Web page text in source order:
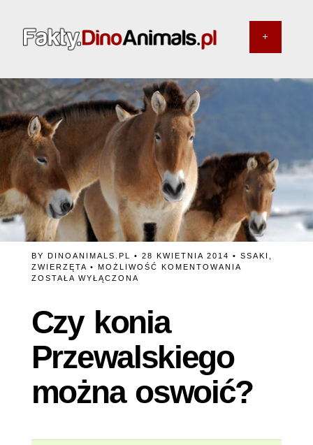
BY DINOANIMALS.PL • 28 KWIETNIA 2014 • SSAKI
ZWIERZĘTA • MOŻLIWOŚĆ KOMENTOWANIACZY
ZOSTAŁA WYŁĄCZONA
Czy konia
Przewalskiego
można oswoić?